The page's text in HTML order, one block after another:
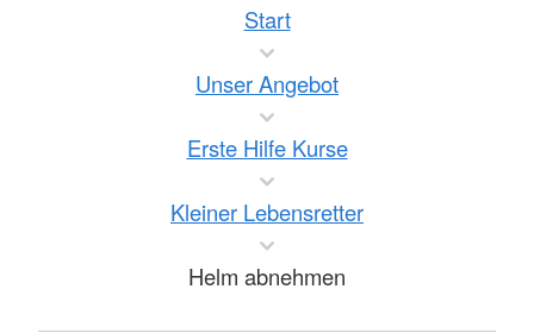
Start
Unser Angebot
Erste Hilfe Kurse
Kleiner Lebensretter
Helm abnehmen